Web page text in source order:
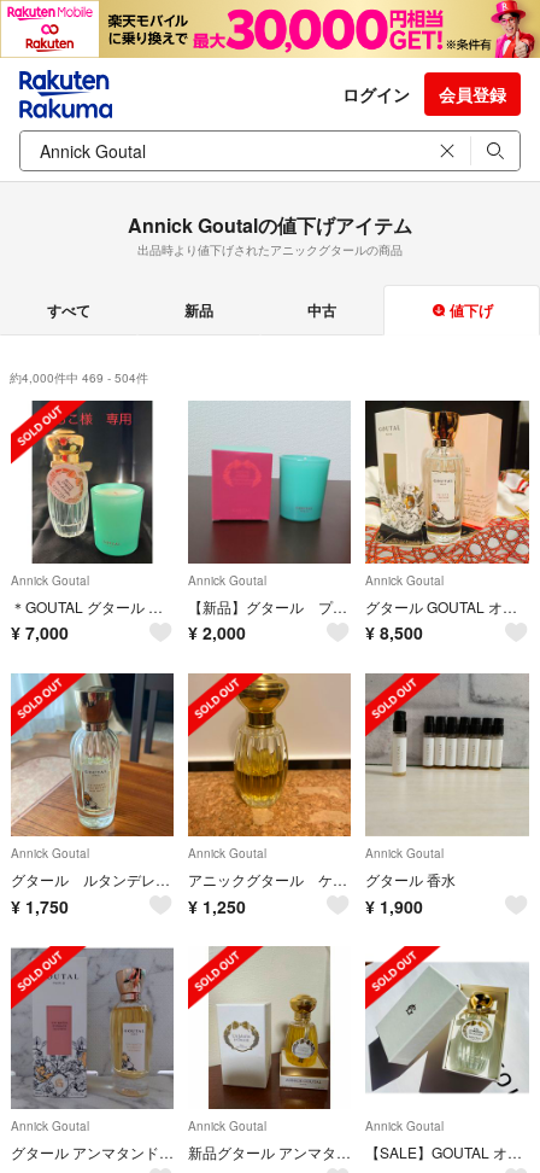
ログイン 会員登録
Annick Goutalの値下げアイテム
出品時より値下げされたアニックグタールの商品
すべて 新品 中古 値下げ
約4,000件中 469 - 504件
Annick Goutal
＊GOUTAL グタール プチシェリーギフトセット＊
¥ 7,000
Annick Goutal
【新品】グタール プチシェリー キャンドル
¥ 2,000
Annick Goutal
グタール GOUTAL オードトワレ ほぼ未使用
¥ 8,500
Annick Goutal
グタール ルタンデレーヴ オードトワレ 4ミリ
¥ 1,750
Annick Goutal
アニックグタール ケラムール
¥ 1,250
Annick Goutal
グタール 香水
¥ 1,900
Annick Goutal
グタール アンマタンドラージュ オードパルファム
Annick Goutal
新品グタール アンマタン ド オラージュ オーデパルファン100ml
Annick Goutal
【SALE】GOUTAL オーダドリアン オードパルファム